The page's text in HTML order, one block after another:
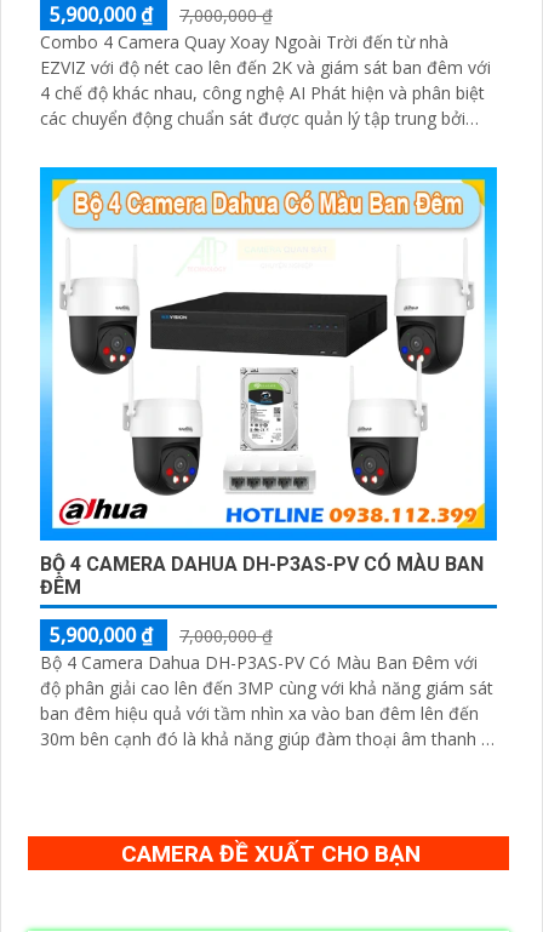
5,900,000 ₫
7,000,000 ₫
Combo 4 Camera Quay Xoay Ngoài Trời đến từ nhà
EZVIZ với độ nét cao lên đến 2K và giám sát ban đêm với
4 chế độ khác nhau, công nghệ AI Phát hiện và phân biệt
các chuyển động chuẩn sát được quản lý tập trung bởi
BỘ 4 CAMERA DAHUA DH-P3AS-PV CÓ MÀU BAN
ĐÊM
5,900,000 ₫
7,000,000 ₫
Bộ 4 Camera Dahua DH-P3AS-PV Có Màu Ban Đêm với
độ phân giải cao lên đến 3MP cùng với khả năng giám sát
ban đêm hiệu quả với tầm nhìn xa vào ban đêm lên đến
30m bên cạnh đó là khả năng giúp đàm thoại âm thanh 2
CAMERA ĐỀ XUẤT CHO BẠN